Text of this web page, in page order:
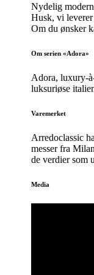
Nydelig
Husk, vi leverer
Om du ønsker
Om serien «Adora»
Adora, luxury-
luksuriøse
Varemerket
Arredoclassic
messer fra
de verdier som
Media